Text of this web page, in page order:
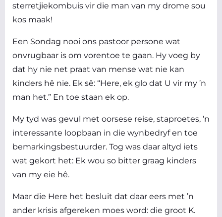
sterretjiekombuis vir die man van my drome sou
kos maak!
Een Sondag nooi ons pastoor persone wat
onvrugbaar is om vorentoe te gaan. Hy voeg by
dat hy nie net praat van mense wat nie kan
kinders hê nie. Ek sê: “Here, ek glo dat U vir my ’n
man het.” En toe staan ek op.
My tyd was gevul met oorsese reise, staproetes, ’n
interessante loopbaan in die wynbedryf en toe
bemarkingsbestuurder. Tog was daar altyd iets
wat gekort het: Ek wou so bitter graag kinders
van my eie hê.
Maar die Here het besluit dat daar eers met ’n
ander krisis afgereken moes word: die groot K.